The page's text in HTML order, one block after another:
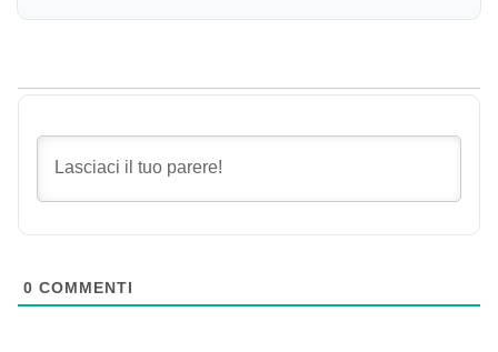
0 COMMENTI